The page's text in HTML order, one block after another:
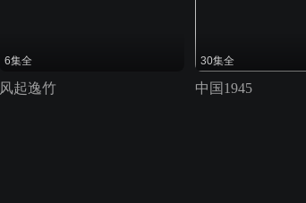
6集全
风起逸竹
30集全
中国1945